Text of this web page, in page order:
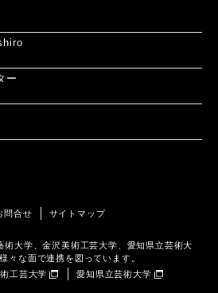
ー
問合せ
サイトマップ
術大学、金沢美術工芸大学、愛知県立芸術大
々な面で連携を図っています。
工芸大学
愛知県立芸術大学